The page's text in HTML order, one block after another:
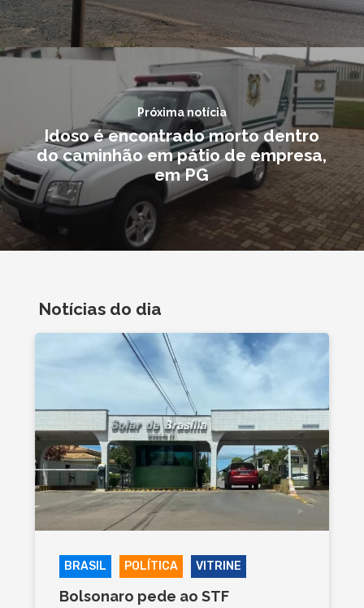
Próxima notícia
Idoso é encontrado morto dentro
do caminhão em pátio de empresa,
em PG
Notícias do dia
BRASIL POLÍTICA VITRINE
Bolsonaro pede ao STF